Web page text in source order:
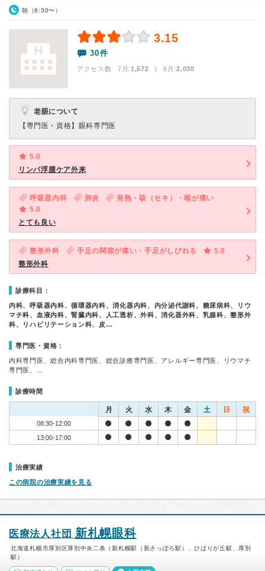
朝（8:30〜）
3.15
30件
アクセス数 7月:1,572 | 6月:2,030
老眼について
【専門医・資格】 眼科専門医
5.0
リンパ浮腫ケア外来
呼吸器内科 肺炎
発熱・咳（セキ）・喉が痛い
5.0
とても良い
整形外科 手足の関節が痛い・手足がしびれる
5.0
整形外科
診療科目：
内科、呼吸器内科、循環器内科、消化器内科、内分泌代謝科、糖尿病科、リウ
マチ科、血液内科、腎臓内科、人工透析、外科、消化器外科、乳腺科、整形外
科、リハビリテーション科、皮…
専門医・資格：
内科専門医、総合内科専門医、総合診療専門医、アレルギー専門医、リウマチ
専門医、…
診療時間
月 火 水 木 金 土 日 祝
08:30-12:00
13:00-17:00
治療実績
この病院の治療実績を見る
医療法人社団 新札幌眼科
北海道札幌市厚別区厚別中央二条（新札幌駅（新さっぽろ駅）、ひばりが丘駅、厚別
駅）